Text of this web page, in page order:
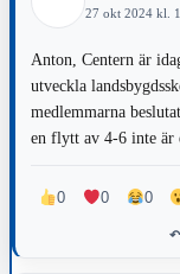
demografisk
Majoriteten av
Många familjer flyr
skjutningar för att
27 okt 2024 kl.
Anton, Centern är
utveckla
medlemmarna
en flytt av 4-6 inte är
0 0 0
↶